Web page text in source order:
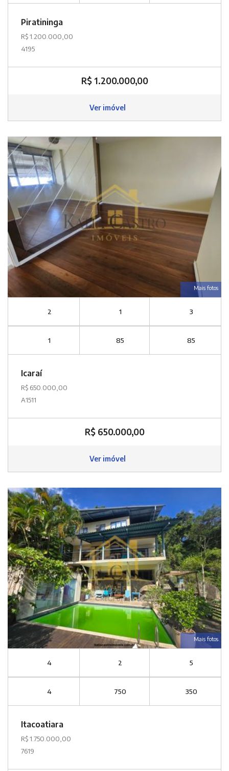
Piratininga
R$ 1.200.000,00
4195
R$ 1.200.000,00
Ver imóvel
Mais fotos
2 1 3
1 85 85
Icaraí
R$ 650.000,00
A1511
R$ 650.000,00
Ver imóvel
Mais fotos
4 2 5
4 750 350
Itacoatiara
R$ 1.750.000,00
7619